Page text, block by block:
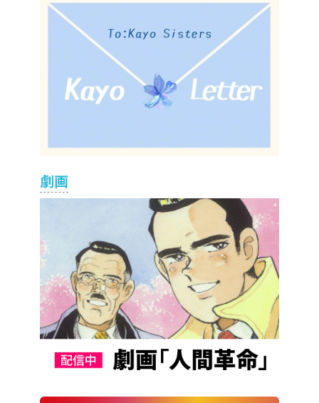
劇画